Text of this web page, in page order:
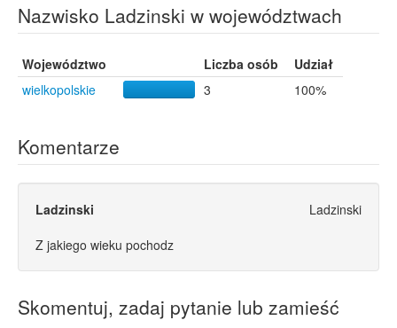
Nazwisko Ladzinski w województwach
Województwo Liczba osób
Udział
wielkopolskie
3 100%
Komentarze
Ladzinski
Ladzinski
Z jakiego wieku pochodz
Skomentuj, zadaj pytanie lub zamieść